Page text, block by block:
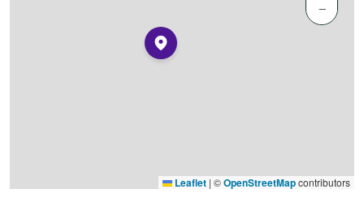
−
Leaflet | ©OpenStreetMapcontributors